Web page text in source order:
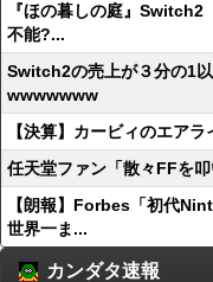
『ほの暮しの庭』
不能?...
Switch2の売上が３分の1
wwwwwww
【決算】カービィのエア
任天堂ファン「散々FFを
【朗報】Forbes「初代
世界一ま...
カンダタ速報